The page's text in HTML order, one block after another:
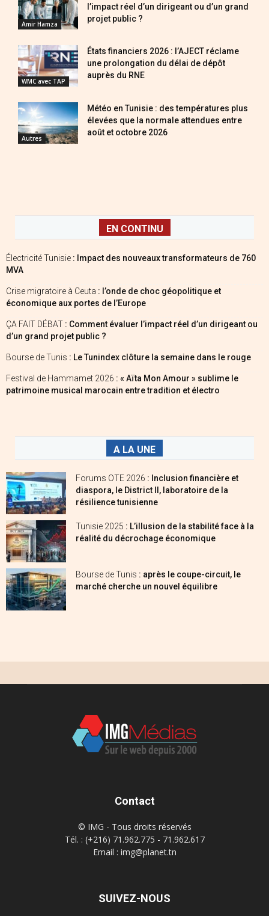
Amir Hamza
l’impact réel d’un dirigeant ou d’un grand
projet public ?
WMC avec TAP
États financiers 2026 : l’AJECT réclame
une prolongation du délai de dépôt
auprès du RNE
Autres
Météo en Tunisie : des températures plus
élevées que la normale attendues entre
août et octobre 2026
EN CONTINU
Électricité Tunisie : Impact des nouveaux transformateurs de 760
MVA
Crise migratoire à Ceuta : l’onde de choc géopolitique et
économique aux portes de l’Europe
ÇA FAIT DÉBAT : Comment évaluer l’impact réel d’un dirigeant ou
d’un grand projet public ?
Bourse de Tunis : Le Tunindex clôture la semaine dans le rouge
Festival de Hammamet 2026 : « Aïta Mon Amour » sublime le
patrimoine musical marocain entre tradition et électro
A LA UNE
Forums OTE 2026 : Inclusion financière et
diaspora, le District II, laboratoire de la
résilience tunisienne
Tunisie 2025 : L’illusion de la stabilité face à la
réalité du décrochage économique
Bourse de Tunis : après le coupe-circuit, le
marché cherche un nouvel équilibre
Contact
© IMG - Tous droits réservés
Tél. : (+216) 71.962.775 - 71.962.617
Email : img@planet.tn
SUIVEZ-NOUS